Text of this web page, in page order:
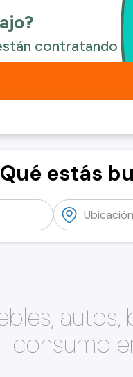
estás
consumo